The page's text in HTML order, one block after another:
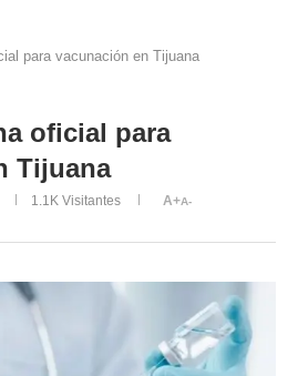
para vacunación en Tijuana
oficial para
Tijuana
1.1K Visitantes A+A-